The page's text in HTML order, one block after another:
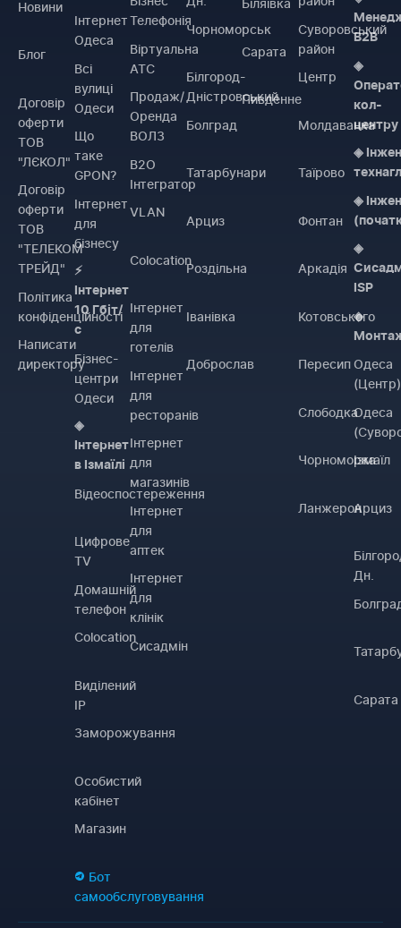
Новини
Блог
Договiр
оферти
ТОВ
"ЛЄКОЛ"
Договiр
оферти
ТОВ
"ТЕЛЕКОМ
ТРЕЙД"
Політика
конфіденційності
Написати
директору
Інтернет
Одеса
Всі
вулиці
Одеси
Що
таке
GPON?
Інтернет
для
бізнесу
⚡
Інтернет
10 Гбіт/
с
Бізнес-
центри
Одеси
◈
Інтернет
в Ізмаїлі
Відеоспостереження
Цифрове
TV
Домашній
телефон
Colocation
Виділений
IP
Заморожування
Особистий
кабінет
Магазин
Бот
самообслуговування
Телефонія
Віртуальна
АТС
Продаж/
Оренда
ВОЛЗ
B2O
Інтегратор
VLAN
Colocation
Інтернет
для
готелів
Інтернет
для
ресторанів
Інтернет
для
магазинів
Інтернет
для
аптек
Інтернет
для
клінік
Сисадмін
Чорноморськ
Білгород-
Дністровський
Болград
Татарбунари
Арциз
Роздільна
Іванівка
Доброслав
Біляївка
Сарата
Пивденне
Суворовський
район
Центр
Молдаванка
Таїрово
Фонтан
Аркадія
Котовського
Пересип
Слободка
Чорноморка
Ланжерон
B2B
◈
кол-
центру
◈
◈
◈
ISP
◈
Одеса
(Центр)
Одеса
Ізмаїл
Арциз
Дн.
Сарата